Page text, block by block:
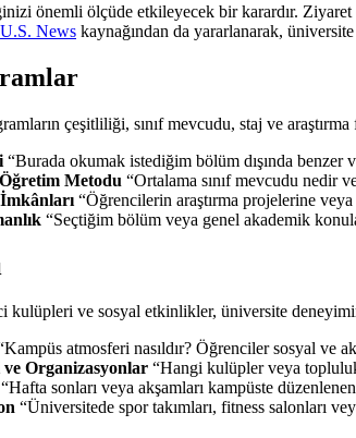
önemli ölçüde etkileyecek bir karardır.
U.S. News kaynağından da yararlanarak,
çeşitliliği, sınıf mevcudu, staj ve
“Burada okumak istediğim bölüm dışında benzer
Metodu “Ortalama sınıf mevcudu nedir
“Öğrencilerin araştırma projelerine
“Seçtiğim bölüm veya genel akademik
kulüpleri ve sosyal etkinlikler, üniversite
atmosferi nasıldır? Öğrenciler sosyal ve
Organizasyonlar “Hangi kulüpler veya
“Hafta sonları veya akşamları kampüste
“Üniversitede spor takımları, fitness salonları